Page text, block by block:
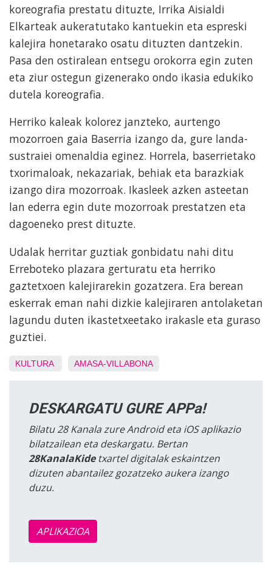
koreografia prestatu dituzte, Irrika Aisialdi
Elkarteak aukeratutako kantuekin eta espreski
kalejira honetarako osatu dituzten dantzekin.
Pasa den ostiralean entsegu orokorra egin zuten
eta ziur ostegun gizenerako ondo ikasia edukiko
dutela koreografia.
Herriko kaleak kolorez janzteko, aurtengo
mozorroen gaia Baserria izango da, gure landa-
sustraiei omenaldia eginez. Horrela, baserrietako
txorimaloak, nekazariak, behiak eta barazkiak
izango dira mozorroak. Ikasleek azken asteetan
lan ederra egin dute mozorroak prestatzen eta
dagoeneko prest dituzte.
Udalak herritar guztiak gonbidatu nahi ditu
Erreboteko plazara gerturatu eta herriko
gaztetxoen kalejirarekin gozatzera. Era berean
eskerrak eman nahi dizkie kalejiraren antolaketan
lagundu duten ikastetxeetako irakasle eta guraso
guztiei.
KULTURA AMASA-VILLABONA
DESKARGATU GURE APPa!
Bilatu 28 Kanala zure Android eta iOS aplikazio
bilatzailean eta deskargatu. Bertan
28KanalaKidetxartel digitalak eskaintzen
dizuten abantailez gozatzeko aukera izango
duzu.
APLIKAZIOA